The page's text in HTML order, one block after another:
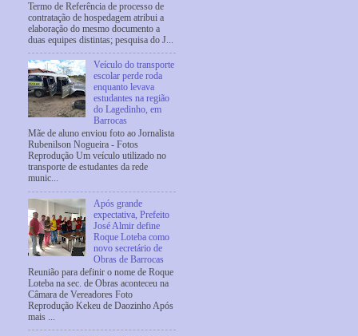
Termo de Referência de processo de
contratação de hospedagem atribui a
elaboração do mesmo documento a
duas equipes distintas; pesquisa do J...
Veículo do transporte
escolar perde roda
enquanto levava
estudantes na região
do Lagedinho, em
Barrocas
Mãe de aluno enviou foto ao Jornalista
Rubenilson Nogueira - Fotos
Reprodução Um veículo utilizado no
transporte de estudantes da rede
munic...
Após grande
expectativa, Prefeito
José Almir define
Roque Loteba como
novo secretário de
Obras de Barrocas
Reunião para definir o nome de Roque
Loteba na sec. de Obras aconteceu na
Câmara de Vereadores Foto
Reprodução Kekeu de Daozinho Após
mais ...